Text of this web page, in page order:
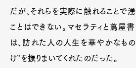
だが、それらを実際に触れることで
ことはできない。マセラティと蔦屋
は、訪れた人の人生を華やかなもの
け”を振りまいてくれたのだった。